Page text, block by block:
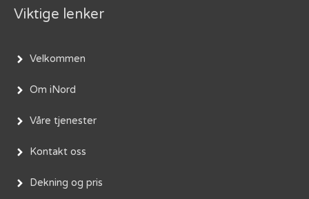
Viktige lenker
Velkommen
Om iNord
Våre tjenester
Kontakt oss
Dekning og pris